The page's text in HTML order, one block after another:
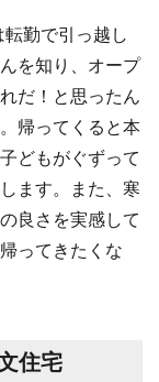
勤で引っ越し
を知り、オープ
だ！と思ったん
帰ってくると本
どもがぐずって
ます。また、寒
良さを実感して
ってきたくな
住宅